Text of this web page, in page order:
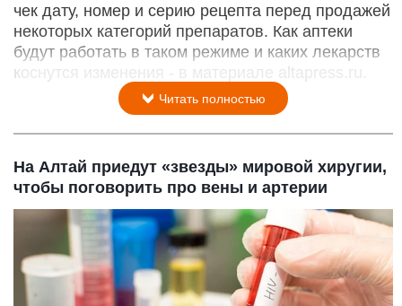
чек дату, номер и серию рецепта перед продажей
некоторых категорий препаратов. Как аптеки
будут работать в таком режиме и каких лекарств
коснутся изменения - в материале altapress.ru.
Читать полностью
На Алтай приедут «звезды» мировой хиругии,
чтобы поговорить про вены и артерии